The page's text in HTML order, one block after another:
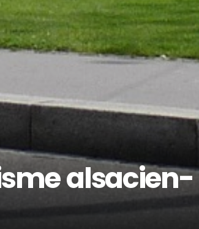
alsacien-